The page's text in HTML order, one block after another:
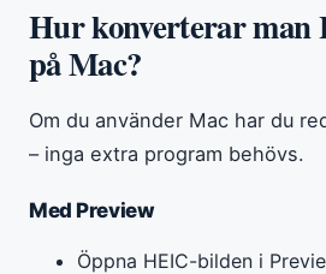
Hur konverterar
på Mac?
Om du använder Mac har du
– inga extra program behövs.
Med Preview
Öppna HEIC-bilden i